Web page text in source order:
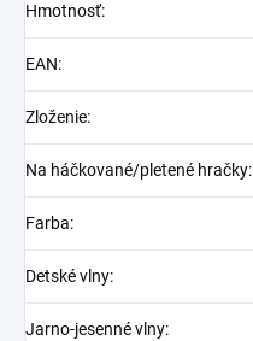
Hmotnosť:
EAN:
Zloženie:
Na háčkované/pletené hračky:
Farba:
Detské vlny:
Jarno-jesenné vlny: